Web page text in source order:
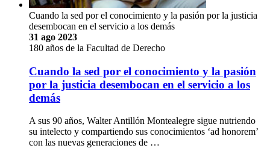
Cuando la sed por el conocimiento y la pasión por la justicia
desembocan en el servicio a los demás
31 ago 2023
180 años de la Facultad de Derecho
Cuando la sed por el conocimiento y la pasión
por la justicia desembocan en el servicio a los
demás
A sus 90 años, Walter Antillón Montealegre sigue nutriendo
su intelecto y compartiendo sus conocimientos ‘ad honorem’
con las nuevas generaciones de …